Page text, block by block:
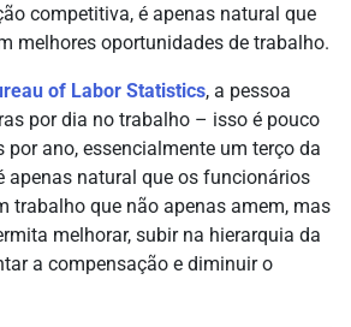
competitiva, é apenas natural que
melhores oportunidades de trabalho.
of Labor Statistics, a pessoa
por dia no trabalho – isso é pouco
por ano, essencialmente um terço da
apenas natural que os funcionários
trabalho que não apenas amem, mas
melhorar, subir na hierarquia da
a compensação e diminuir o